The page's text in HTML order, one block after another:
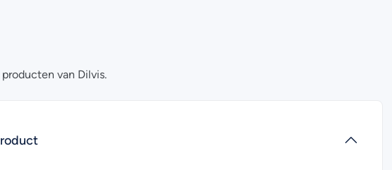
verzonden.
ook contact met ons opnemen. Wij helpen je graag!
van Dilvis.